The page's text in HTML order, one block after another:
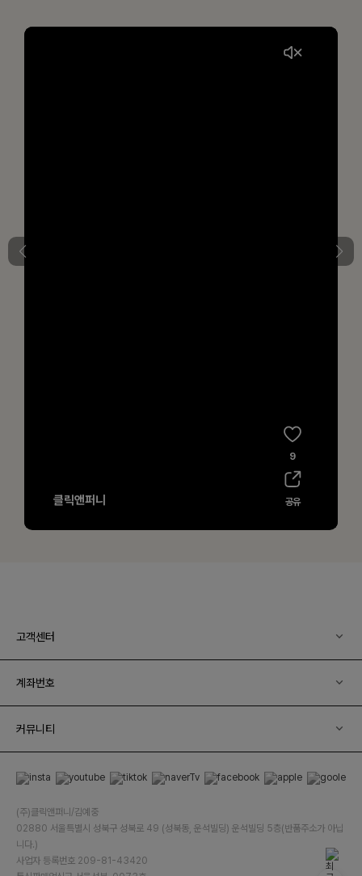
고객센터
계좌번호
커뮤니티
(주)클릭앤퍼니/김예중
02880 서울특별시 성북구 성북로 49 (성북동, 운석빌딩) 운석빌딩 5층(반품주소가 아닙
니다.)
사업자 등록번호 209-81-43420